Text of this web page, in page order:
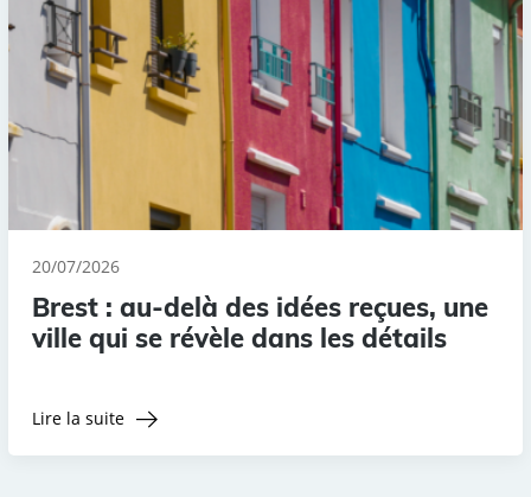
20/07/2026
Brest : au-delà des idées reçues, une
ville qui se révèle dans les détails
Lire la suite